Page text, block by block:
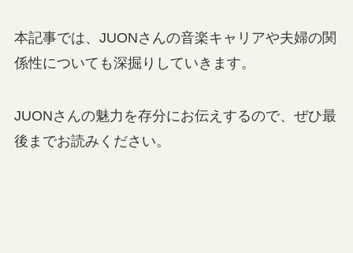
本記事では、JUONさんの音楽キャリアや夫婦の関
係性についても深掘りしていきます。
JUONさんの魅力を存分にお伝えするので、ぜひ最
後までお読みください。